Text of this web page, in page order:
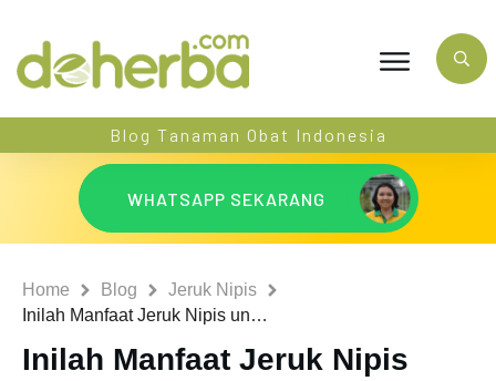
Blog Tanaman Obat Indonesia
WHATSAPP SEKARANG
Home Blog
Jeruk Nipis
Inilah Manfaat Jeruk Nipis untuk Wajah Anda!
Inilah Manfaat Jeruk Nipis